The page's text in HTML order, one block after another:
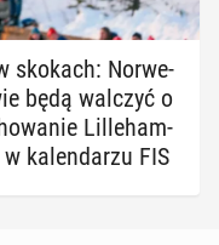
skokach: Nor­we­
będą walczyć o
Lil­le­ham­
w ka­len­da­rzu FIS